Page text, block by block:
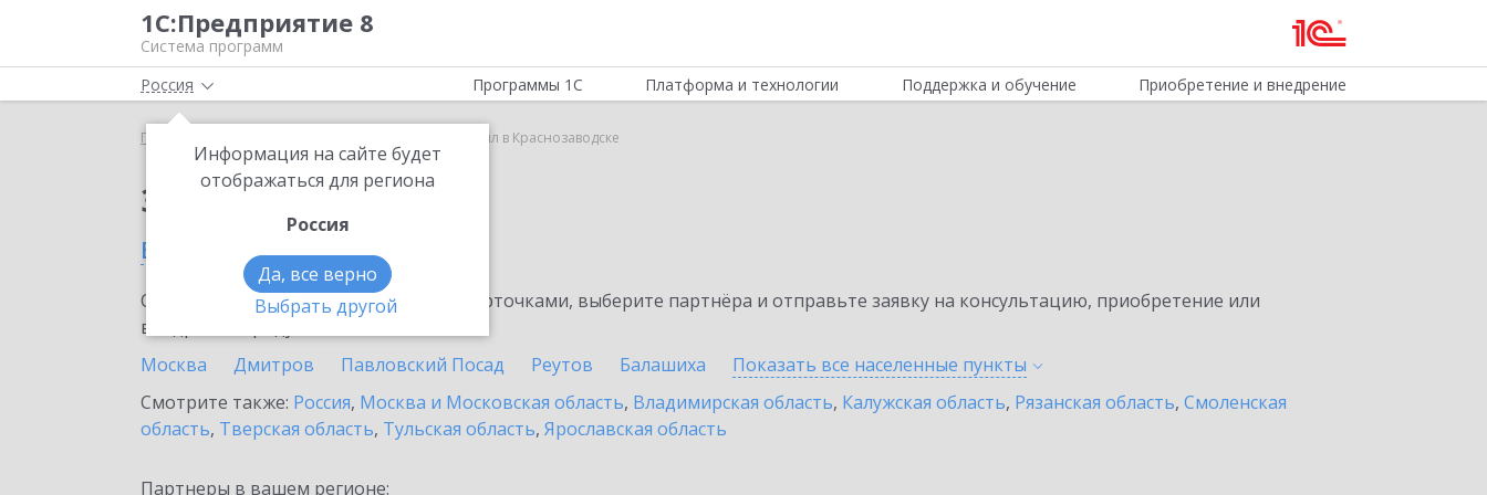
1С:Предприятие 8
Система программ
Россия
Информация на сайте будет
отображаться для региона
Россия
Да, все верно
Выбрать другой
Программы 1С Платформа и технологии Поддержка и обучение Приобретение и внедрение
Главная ИТС Ритейл в Краснозаводске
Заказать ИТС Ритейл
в Краснозаводске
Ознакомьтесь с информационными карточками, выберите партнёра и отправьте заявку на консультацию, приобретение или
внедрение продукта.
Москва
Дмитров Павловский Посад Реутов Балашиха Показать все населенные пункты
Смотрите также: Россия, Москва и Московская область, Владимирская область, Калужская область, Рязанская область, Смоленская
область, Тверская область, Тульская область, Ярославская область
Партнеры в вашем регионе: